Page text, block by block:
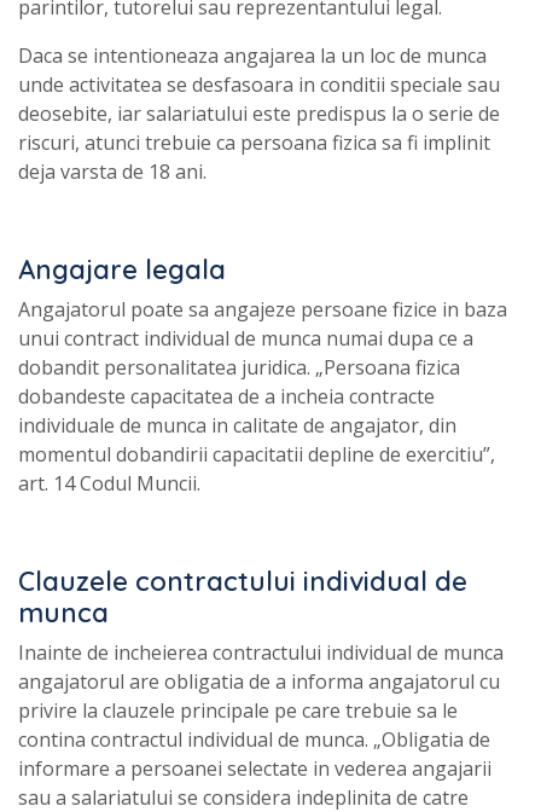
parintilor, tutorelui sau reprezentantului legal.
Daca se intentioneaza angajarea la un loc de munca
unde activitatea se desfasoara in conditii speciale sau
deosebite, iar salariatului este predispus la o serie de
riscuri, atunci trebuie ca persoana fizica sa fi implinit
deja varsta de 18 ani.
Angajare legala
Angajatorul poate sa angajeze persoane fizice in baza
unui contract individual de munca numai dupa ce a
dobandit personalitatea juridica. „Persoana fizica
dobandeste capacitatea de a incheia contracte
individuale de munca in calitate de angajator, din
momentul dobandirii capacitatii depline de exercitiu”,
art. 14 Codul Muncii.
Clauzele contractului individual de
munca
Inainte de incheierea contractului individual de munca
angajatorul are obligatia de a informa angajatorul cu
privire la clauzele principale pe care trebuie sa le
contina contractul individual de munca. „Obligatia de
informare a persoanei selectate in vederea angajarii
sau a salariatului se considera indeplinita de catre